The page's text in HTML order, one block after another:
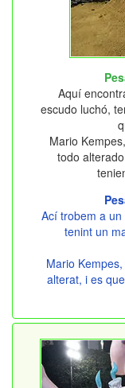
Aquí
escudo luchó,
Mario
todo
Ací trobem a
tenint un
Mario
alterat, i es